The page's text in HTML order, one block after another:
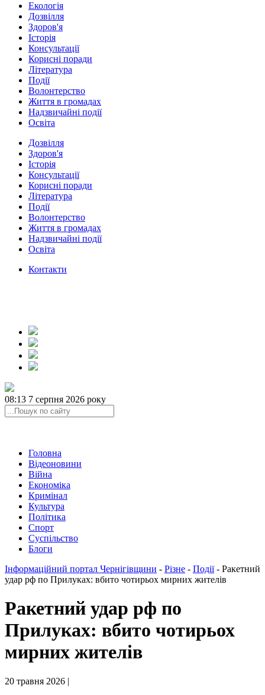
Екологія
Дозвілля
Здоров'я
Історія
Консультації
Корисні поради
Література
Події
Волонтерство
Життя в громадах
Надзвичайні події
Освіта
Дозвілля
Здоров'я
Історія
Консультації
Корисні поради
Література
Події
Волонтерство
Життя в громадах
Надзвичайні події
Освіта
Контакти
08:13 7 серпня 2026 року
Головна
Відеоновини
Війна
Економіка
Кримінал
Культура
Політика
Спорт
Суспільство
Блоги
Інформаційний портал Чернігівщини - Різне - Події- Ракетний
удар рф по Прилуках: вбито чотирьох мирних жителів
Ракетний удар рф по
Прилуках: вбито чотирьох
мирних жителів
20 травня 2026 |